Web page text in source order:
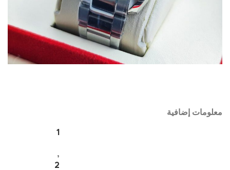
معلومات إضافية
1
,
2